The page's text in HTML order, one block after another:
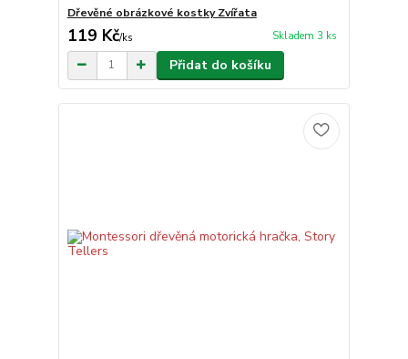
Dřevěné obrázkové kostky Zvířata
119 Kč/ks Skladem 3 ks
Přidat do košíku